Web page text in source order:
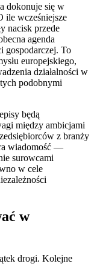
dokonuje się w
ile wcześniejsze
nacisk przede
agenda
gospodarczej. To
europejskiego,
działalności w
podobnymi
będą
między ambicjami
z branży
wiadomość —
surowcami
w cele
w
drogi. Kolejne